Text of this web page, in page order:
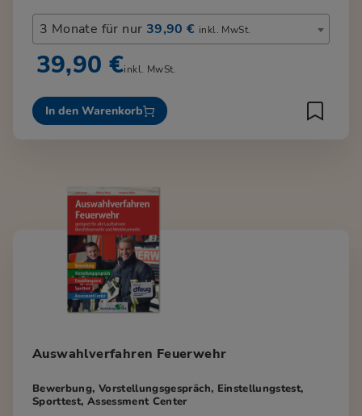
3 Monate für nur 39,90 € inkl. MwSt.
39,90 €inkl. MwSt.
In den Warenkorb
Auswahlverfahren Feuerwehr
Bewerbung, Vorstellungsgespräch, Einstellungstest,
Sporttest, Assessment Center